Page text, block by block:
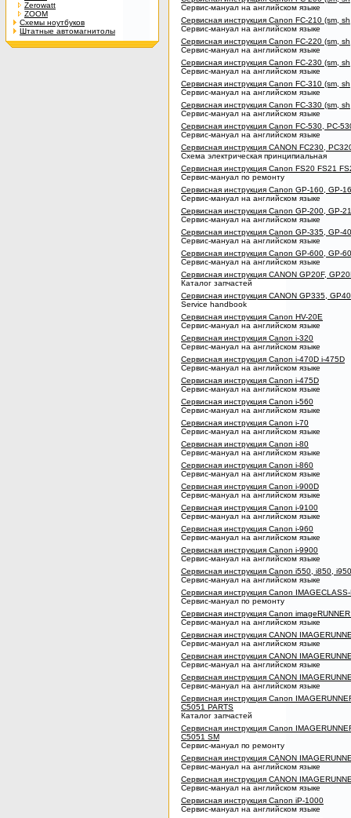
Zerowatt
ZOOM
Схемы ноутбуков
Штатные автомагнитолы
Сервис-мануал на английском языке
Сервисная инструкция Canon FC-210 (sm,
Сервис-мануал на английском языке
Сервисная инструкция Canon FC-220 (sm,
Сервис-мануал на английском языке
Сервисная инструкция Canon FC-230 (sm,
Сервис-мануал на английском языке
Сервисная инструкция Canon FC-310 (sm,
Сервис-мануал на английском языке
Сервисная инструкция Canon FC-330 (sm,
Сервис-мануал на английском языке
Сервисная инструкция Canon FC-530, PC-
Сервис-мануал на английском языке
Сервисная инструкция CANON FC230,
Схема электрическая принципиальная
Сервисная инструкция Canon FS20 FS21
Сервис-мануал по ремонту
Сервисная инструкция Canon GP-160, GP-
Сервис-мануал на английском языке
Сервисная инструкция Canon GP-200, GP-
Сервис-мануал на английском языке
Сервисная инструкция Canon GP-335, GP-
Сервис-мануал на английском языке
Сервисная инструкция Canon GP-600, GP-
Сервис-мануал на английском языке
Сервисная инструкция CANON GP20F,
Каталог запчастей
Сервисная инструкция CANON GP335,
Service handbook
Сервисная инструкция Canon HV-20E
Сервис-мануал на английском языке
Сервисная инструкция Canon i-320
Сервис-мануал на английском языке
Сервисная инструкция Canon i-470D i-475D
Сервис-мануал на английском языке
Сервисная инструкция Canon i-475D
Сервис-мануал на английском языке
Сервисная инструкция Canon i-560
Сервис-мануал на английском языке
Сервисная инструкция Canon i-70
Сервис-мануал на английском языке
Сервисная инструкция Canon i-80
Сервис-мануал на английском языке
Сервисная инструкция Canon i-860
Сервис-мануал на английском языке
Сервисная инструкция Canon i-900D
Сервис-мануал на английском языке
Сервисная инструкция Canon i-9100
Сервис-мануал на английском языке
Сервисная инструкция Canon i-960
Сервис-мануал на английском языке
Сервисная инструкция Canon i-9900
Сервис-мануал на английском языке
Сервисная инструкция Canon i550, i850,
Сервис-мануал на английском языке
Сервисная инструкция Canon
Сервис-мануал по ремонту
Сервисная инструкция Canon
Сервис-мануал на английском языке
Сервисная инструкция CANON
Сервис-мануал на английском языке
Сервисная инструкция CANON
Сервис-мануал на английском языке
Сервисная инструкция CANON
Сервис-мануал на английском языке
Сервисная инструкция Canon
C5051 PARTS
Каталог запчастей
Сервисная инструкция Canon
C5051 SM
Сервис-мануал по ремонту
Сервисная инструкция CANON
Сервис-мануал на английском языке
Сервисная инструкция CANON
Сервис-мануал на английском языке
Сервисная инструкция Canon iP-1000
Сервис-мануал на английском языке